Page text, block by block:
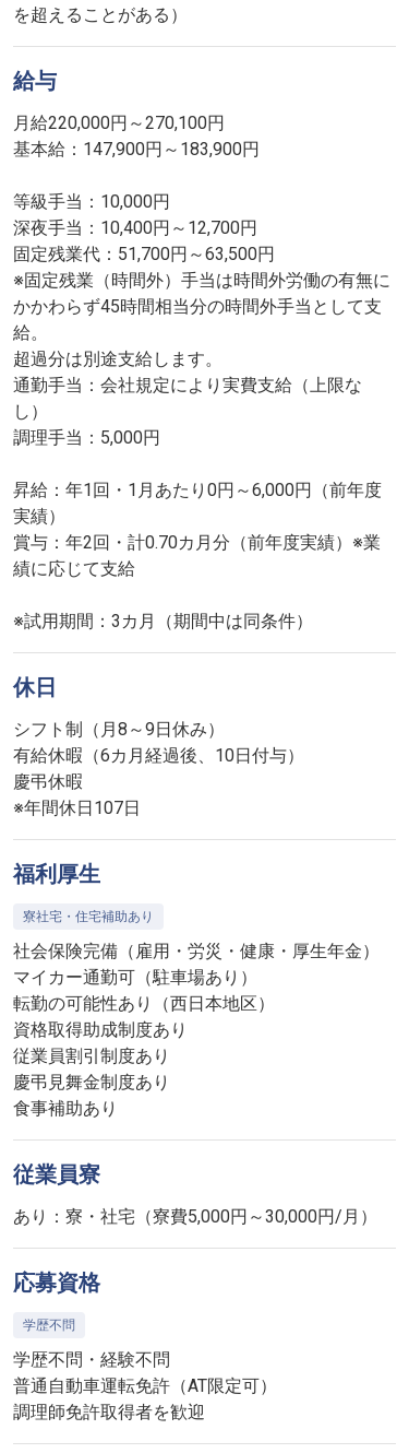
を超えることがある）
給与
月給220,000円～270,100円
基本給：147,900円～183,900円
等級手当：10,000円
深夜手当：10,400円～12,700円
固定残業代：51,700円～63,500円
※固定残業（時間外）手当は時間外労働の有無に
かかわらず45時間相当分の時間外手当として支
給。
超過分は別途支給します。
通勤手当：会社規定により実費支給（上限な
し）
調理手当：5,000円
昇給：年1回・1月あたり0円～6,000円（前年度
実績）
賞与：年2回・計0.70カ月分（前年度実績）※業
績に応じて支給
※試用期間：3カ月（期間中は同条件）
休日
シフト制（月8～9日休み）
有給休暇（6カ月経過後、10日付与）
慶弔休暇
※年間休日107日
福利厚生
寮社宅・住宅補助あり
社会保険完備（雇用・労災・健康・厚生年金）
マイカー通勤可（駐車場あり）
転勤の可能性あり（西日本地区）
資格取得助成制度あり
従業員割引制度あり
慶弔見舞金制度あり
食事補助あり
従業員寮
あり：寮・社宅（寮費5,000円～30,000円/月）
応募資格
学歴不問
学歴不問・経験不問
普通自動車運転免許（AT限定可）
調理師免許取得者を歓迎